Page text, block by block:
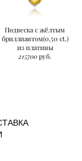
Подвеска с жёлтым
бриллиантом(0,50 ct.)
из платины
215700 руб.